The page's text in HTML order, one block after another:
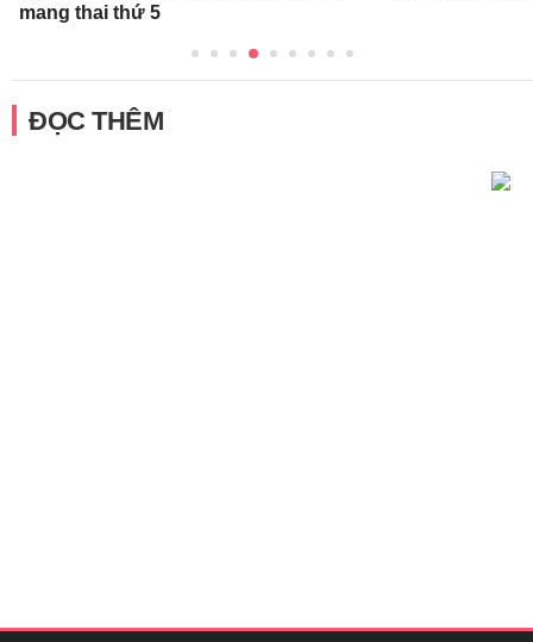
mang thai thứ 5
ĐỌC THÊM